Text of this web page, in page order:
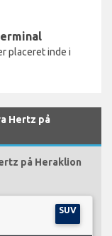
placeret inde i
Hertz på
på Heraklion
SUV